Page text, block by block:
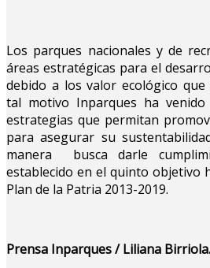
Los parques nacionales y de
áreas estratégicas para el
debido a los valor ecológico
tal motivo Inparques ha venido
estrategias que permitan
para asegurar su
manera busca darle
establecido en el quinto objetivo
Plan de la Patria 2013-
Prensa Inparques / Liliana Birriola.